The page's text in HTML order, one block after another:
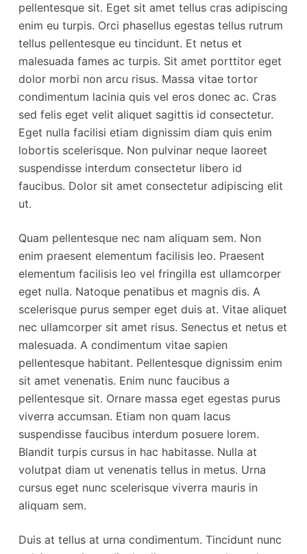
pellentesque sit. Eget sit amet tellus cras adipiscing
enim eu turpis. Orci phasellus egestas tellus rutrum
tellus pellentesque eu tincidunt. Et netus et
malesuada fames ac turpis. Sit amet porttitor eget
dolor morbi non arcu risus. Massa vitae tortor
condimentum lacinia quis vel eros donec ac. Cras
sed felis eget velit aliquet sagittis id consectetur.
Eget nulla facilisi etiam dignissim diam quis enim
lobortis scelerisque. Non pulvinar neque laoreet
suspendisse interdum consectetur libero id
faucibus. Dolor sit amet consectetur adipiscing elit
ut.
Quam pellentesque nec nam aliquam sem. Non
enim praesent elementum facilisis leo. Praesent
elementum facilisis leo vel fringilla est ullamcorper
eget nulla. Natoque penatibus et magnis dis. A
scelerisque purus semper eget duis at. Vitae aliquet
nec ullamcorper sit amet risus. Senectus et netus et
malesuada. A condimentum vitae sapien
pellentesque habitant. Pellentesque dignissim enim
sit amet venenatis. Enim nunc faucibus a
pellentesque sit. Ornare massa eget egestas purus
viverra accumsan. Etiam non quam lacus
suspendisse faucibus interdum posuere lorem.
Blandit turpis cursus in hac habitasse. Nulla at
volutpat diam ut venenatis tellus in metus. Urna
cursus eget nunc scelerisque viverra mauris in
aliquam sem.
Duis at tellus at urna condimentum. Tincidunt nunc